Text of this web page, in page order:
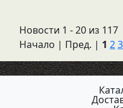
Новости 1 - 20 из 117
Начало | Пред. | 1 23